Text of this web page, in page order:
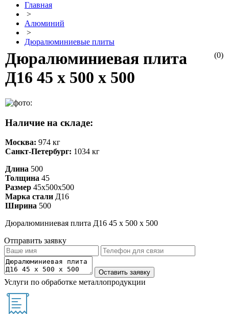
Главная
>
Алюминий
>
Дюралюминиевые плиты
(0)
Дюралюминиевая плита
Д16 45 х 500 х 500
Наличие на складе:
Москва: 974 кг
Санкт-Петербург: 1034 кг
Длина 500
Толщина 45
Размер 45х500х500
Марка стали Д16
Ширина 500
Дюралюминиевая плита Д16 45 х 500 х 500
Отправить заявку
Услуги по обработке металлопродукции